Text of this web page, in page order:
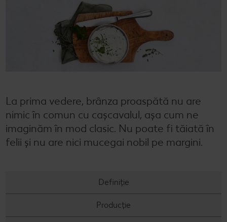
Cu Kaufland Card alimentezi ușor
Dicționar de alimente
Vreau din România
Rețete by Kitchen Affair
Ce gătim azi?
Rețete cu carne
Rețete de post
Codul Grataragiului NOU
Ești producător local? Te strigă Kaufland!
Când cere ceva dulce
Marcă proprie Kaufland - și calitate și preț mic
La prima vedere, brânza proaspătă nu are
nimic în comun cu cașcavalul, așa cum ne
imaginăm în mod clasic. Nu poate fi tăiată în
felii și nu are nici mucegai nobil pe margini.
Definiție
Producție